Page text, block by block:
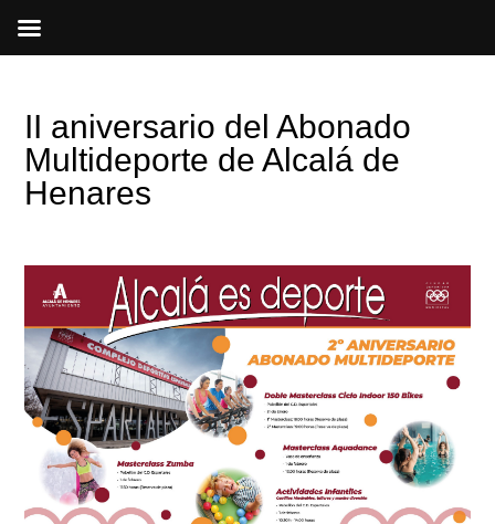
II aniversario del Abonado
Multideporte de Alcalá de
Henares